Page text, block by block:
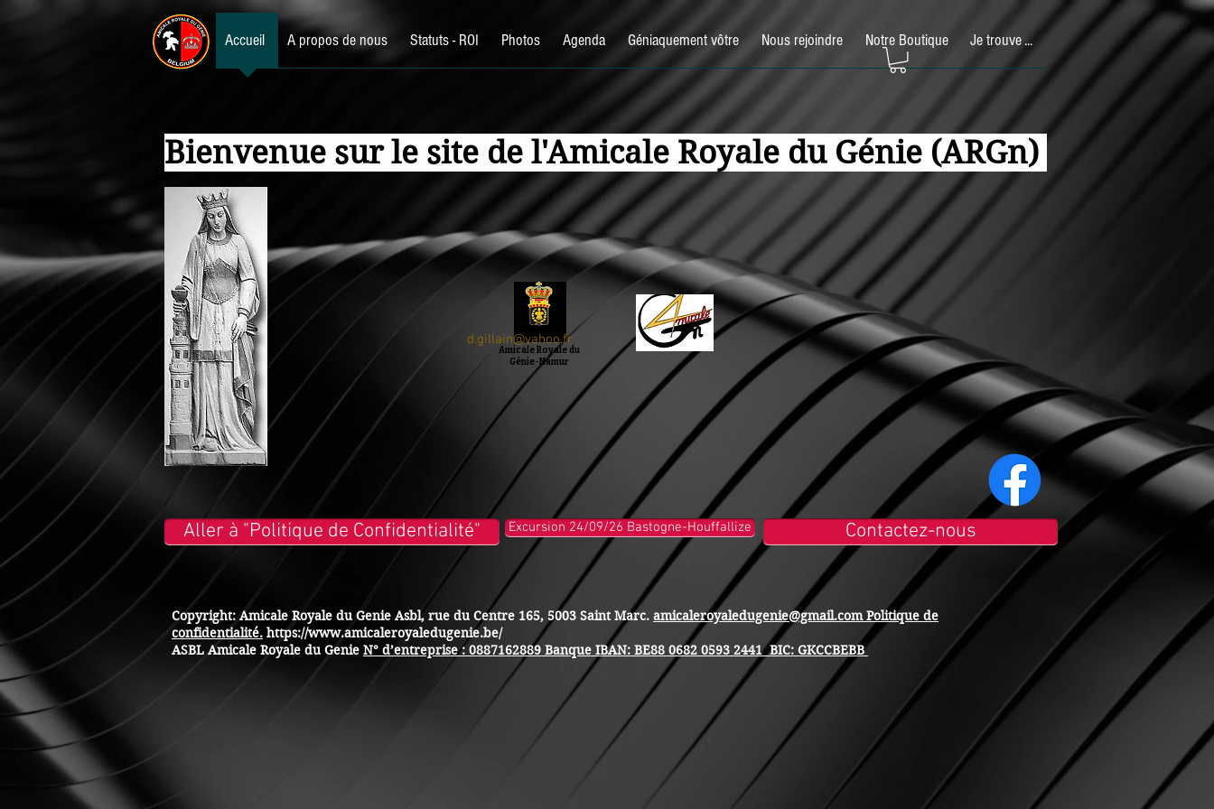
Accueil A propos de nous Statuts - ROI Photos Agenda Géniaquement vôtre Nous rejoindre Notre Boutique Je trouve ...
Bienvenue sur le site de l'Amicale Royale du Génie (ARGn)
Amicale Royale du
Génie-Namur
d.gillain@yahoo.fr
Aller à "Politique de Confidentialité" Excursion 24/09/26 Bastogne-Houffallize Contactez-nous
Copyright: Amicale Royale du Genie Asbl, rue du Centre 165, 5003 Saint Marc. amicaleroyaledugenie@gmail.com Politique de
confidentialité. https://www.amicaleroyaledugenie.be/
ASBL Amicale Royale du Genie N° d’entreprise : 0887162889 Banque IBAN: BE88 0682 0593 2441 BIC: GKCCBEBB